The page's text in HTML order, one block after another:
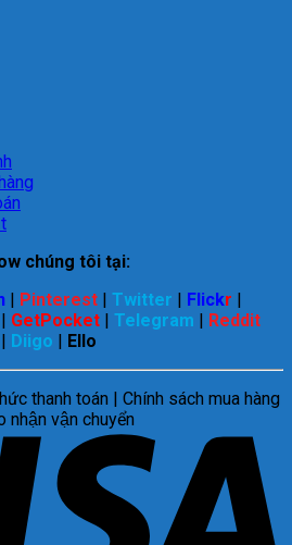
chúng tôi tại:
Pinterest Twitter Flickr
GetPocket Telegram
Reddit
Diigo Ello
thanh toán | Chính sách mua hàng
nhận vận chuyển